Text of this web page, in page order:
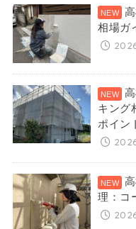
相場ガ
キング
ポイン
理：コ